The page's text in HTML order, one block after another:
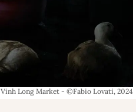
Vinh Long Market - ©Fabio Lovati, 2024